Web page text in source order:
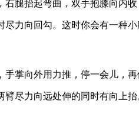
腿抬起弯曲，双手抱膝向内
尽力向回勾。这时你会有一种
掌向外用力推，停一会儿，
尽力向远处伸的同时有向上